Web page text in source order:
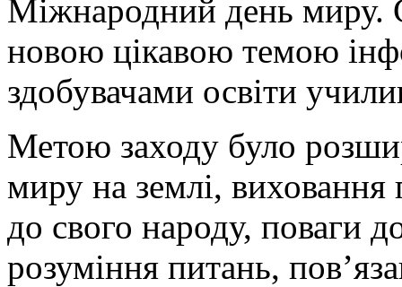
Міжнародний день миру.
новою цікавою темою
здобувачами освіти
Метою заходу було
миру на землі, виховання
до свого народу, поваги
розуміння питань,